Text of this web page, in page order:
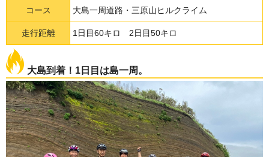
コース 大島一周道路・三原山ヒルクライム
走行距離 1日目60キロ 2日目50キロ
大島到着！1日目は島一周。